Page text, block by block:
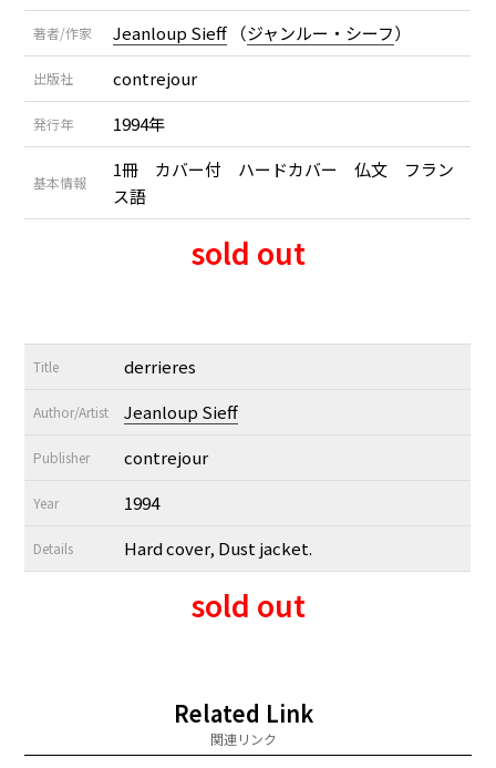
著者/作家 Jeanloup Sieff （ジャンルー・シーフ）
出版社 contrejour
発行年 1994年
基本情報
1冊 カバー付 ハードカバー 仏文 フラン
ス語
sold out
Title derrieres
Author/Artist Jeanloup Sieff
Publisher contrejour
Year 1994
Details Hard cover, Dust jacket.
sold out
Related Link
関連リンク